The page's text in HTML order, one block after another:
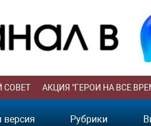
СОВЕТ АКЦИЯ "ГЕРОИ НА ВСЕ
версия Рубрики